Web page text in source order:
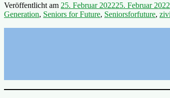
Veröffentlicht am 25. Februar 202225. Februar 2022
Generation, Seniors for Future, Seniorsforfuture,